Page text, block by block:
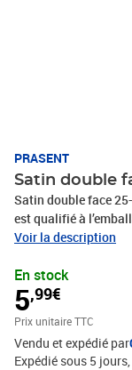
PRASENT
Satin double
Satin double face
est qualifié à
tous vos projets DIY.
cadeau est parfait
occasions, comme
Pâques. Laissez-
C.E.PATTBERG et
avantages de la
Voir la description
En stock
5,99€
Prix unitaire TTC
Vendu et expédié par
Expédié sous 5